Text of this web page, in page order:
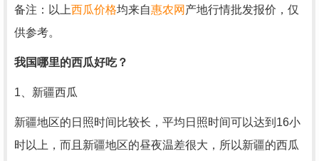
备注：以上西瓜价格均来自惠农网 产地行情批发报价，仅
供参考。
我国哪里的西瓜好吃？
1、新疆西瓜
新疆地区的日照时间比较长，平均日照时间可以达到16小
时以上，而且新疆地区的昼夜温差很大，所以新疆的西瓜